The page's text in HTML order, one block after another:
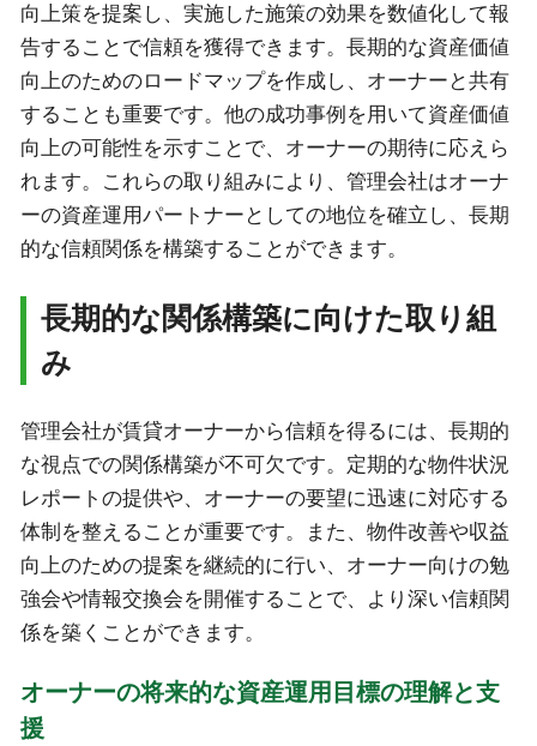
向上策を提案し、実施した施策の効果を数値化して報
告することで信頼を獲得できます。長期的な資産価値
向上のためのロードマップを作成し、オーナーと共有
することも重要です。他の成功事例を用いて資産価値
向上の可能性を示すことで、オーナーの期待に応えら
れます。これらの取り組みにより、管理会社はオーナ
ーの資産運用パートナーとしての地位を確立し、長期
的な信頼関係を構築することができます。
長期的な関係構築に向けた取り組
み
管理会社が賃貸オーナーから信頼を得るには、長期的
な視点での関係構築が不可欠です。定期的な物件状況
レポートの提供や、オーナーの要望に迅速に対応する
体制を整えることが重要です。また、物件改善や収益
向上のための提案を継続的に行い、オーナー向けの勉
強会や情報交換会を開催することで、より深い信頼関
係を築くことができます。
オーナーの将来的な資産運用目標の理解と支
援